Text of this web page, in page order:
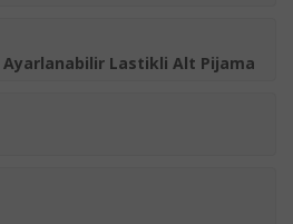
Ayarlanabilir Lastikli Alt Pijama